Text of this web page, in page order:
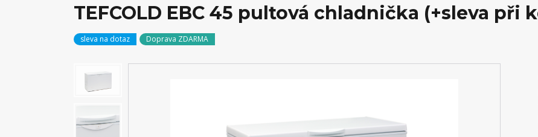
TEFCOLD EBC 45 pultová chladnička (+sleva při
sleva na dotaz Doprava ZDARMA